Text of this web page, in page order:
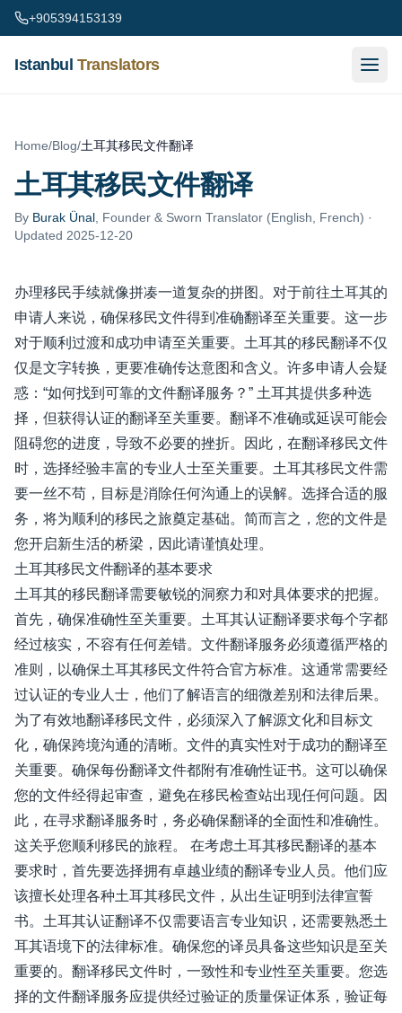
Skip to content
+905394153139
Istanbul Translators
Home/Blog/土耳其移民文件翻译
土耳其移民文件翻译
By Burak Ünal Founder & Sworn Translator (English, French) ·
Updated 2025-12-20
办理移民手续就像拼凑一道复杂的拼图。对于前往土耳其的
申请人来说，确保移民文件得到准确翻译至关重要。这一步
对于顺利过渡和成功申请至关重要。土耳其的移民翻译不仅
仅是文字转换，更要准确传达意图和含义。许多申请人会疑
惑：“如何找到可靠的文件翻译服务？” 土耳其提供多种选
择，但获得认证的翻译至关重要。翻译不准确或延误可能会
阻碍您的进度，导致不必要的挫折。因此，在翻译移民文件
时，选择经验丰富的专业人士至关重要。土耳其移民文件需
要一丝不苟，目标是消除任何沟通上的误解。选择合适的服
务，将为顺利的移民之旅奠定基础。简而言之，您的文件是
您开启新生活的桥梁，因此请谨慎处理。
土耳其移民文件翻译的基本要求
土耳其的移民翻译需要敏锐的洞察力和对具体要求的把握。
首先，确保准确性至关重要。土耳其认证翻译要求每个字都
经过核实，不容有任何差错。文件翻译服务必须遵循严格的
准则，以确保土耳其移民文件符合官方标准。这通常需要经
过认证的专业人士，他们了解语言的细微差别和法律后果。
为了有效地翻译移民文件，必须深入了解源文化和目标文
化，确保跨境沟通的清晰。文件的真实性对于成功的翻译至
关重要。确保每份翻译文件都附有准确性证书。这可以确保
您的文件经得起审查，避免在移民检查站出现任何问题。因
此，在寻求翻译服务时，务必确保翻译的全面性和准确性。
这关乎您顺利移民的旅程。 在考虑土耳其移民翻译的基本
要求时，首先要选择拥有卓越业绩的翻译专业人员。他们应
该擅长处理各种土耳其移民文件，从出生证明到法律宣誓
书。土耳其认证翻译不仅需要语言专业知识，还需要熟悉土
耳其语境下的法律标准。确保您的译员具备这些知识是至关
重要的。翻译移民文件时，一致性和专业性至关重要。您选
择的文件翻译服务应提供经过验证的质量保证体系，验证每